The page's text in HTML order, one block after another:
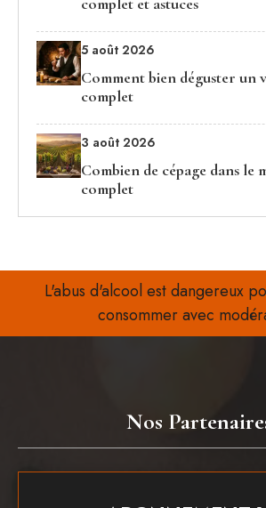
5 août 2026
Comment bien déguster un
complet
3 août 2026
Combien de cépage dans le
complet
L'abus d'alcool est dangereux
consommer avec
Nos